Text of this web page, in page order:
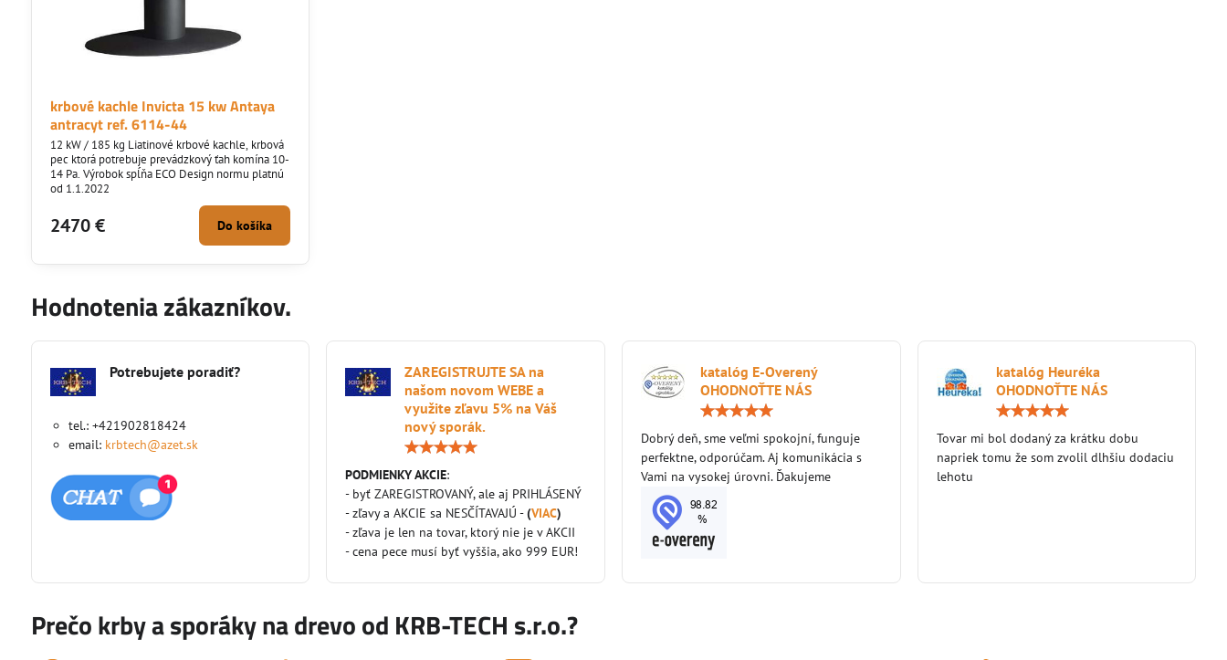
krbové kachle Invicta 15 kw Antaya
antracyt ref. 6114-44
12 kW / 185 kg Liatinové krbové kachle, krbová
pec ktorá potrebuje prevádzkový ťah komína 10-
14 Pa. Výrobok spĺňa ECO Design normu platnú
od 1.1.2022
2470 € Do košíka
Hodnotenia zákazníkov.
Potrebujete poradiť?
tel.: +421902818424
email: krbtech@azet.sk
ZAREGISTRUJTE SA na
našom novom WEBE a
využite zľavu 5% na Váš
nový sporák.
5
PODMIENKY AKCIE:
- byť ZAREGISTROVANÝ, ale aj PRIHLÁSENÝ
- zľavy a AKCIE sa NESČÍTAVAJÚ -(VIAC)
- zľava je len na tovar, ktorý nie je v AKCII
- cena pece musí byť vyššia, ako 999 EUR!
katalóg E-Overený
OHODNOŤTE NÁS
/
5
Dobrý deň, sme veľmi spokojní, funguje
perfektne, odporúčam. Aj komunikácia s
Vami na vysokej úrovni. Ďakujeme
katalóg Heuréka
OHODNOŤTE NÁS
/
5
Tovar mi bol dodaný za krátku dobu
napriek tomu že som zvolil dlhšiu dodaciu
lehotu
Prečo krby a sporáky na drevo od KRB-TECH s.r.o.?